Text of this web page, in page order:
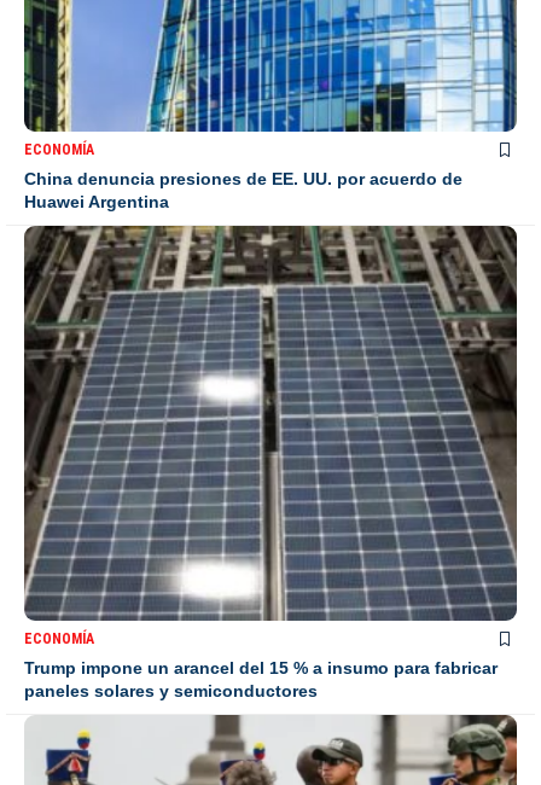
ECONOMÍA
China denuncia presiones de EE. UU. por acuerdo de
Huawei Argentina
ECONOMÍA
Trump impone un arancel del 15 % a insumo para fabricar
paneles solares y semiconductores